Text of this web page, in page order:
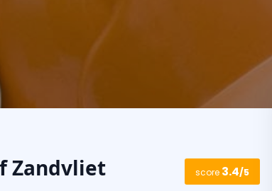
Zandvliet score 3.4/5